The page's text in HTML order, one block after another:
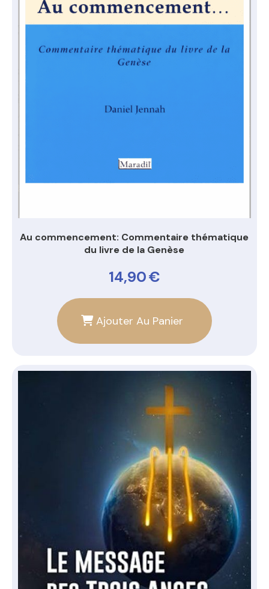
Au commencement: Commentaire thématique
du livre de la Genèse
14,90€
Ajouter Au Panier